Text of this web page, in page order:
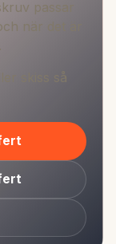
passar
när det är
skiss så